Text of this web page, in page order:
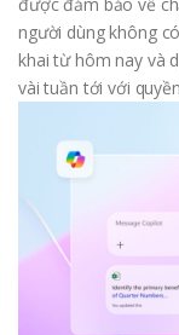
người dùng không
khai từ hôm nay và
vài tuần tới với